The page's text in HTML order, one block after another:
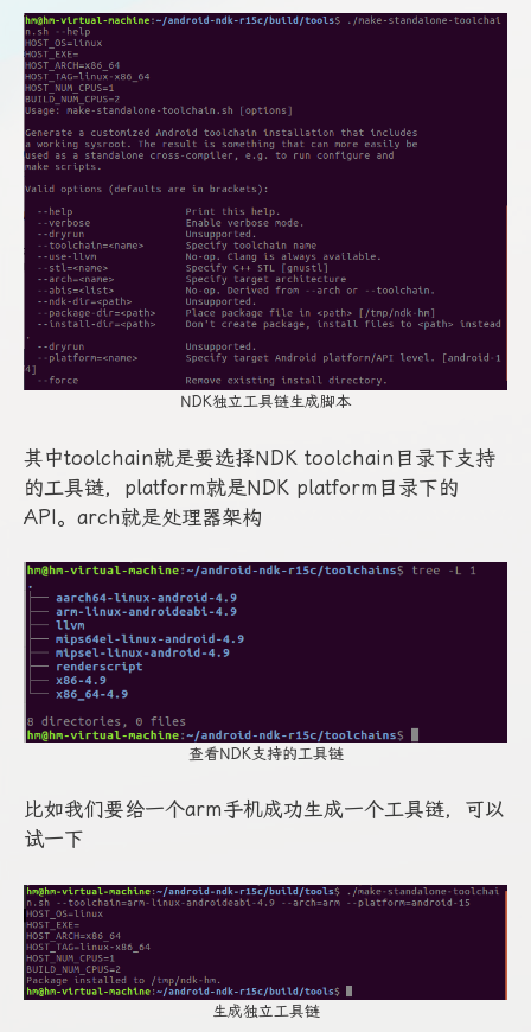
NDK独立工具链生成脚本
其中toolchain就是要选择NDK toolchain目录下支持
的工具链，platform就是NDK platform目录下的
API。arch就是处理器架构
查看NDK支持的工具链
比如我们要给一个arm手机成功生成一个工具链，可以
试一下
生成独立工具链